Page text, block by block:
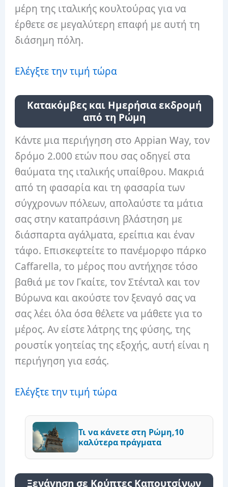
μέρη της ιταλικής κουλτούρας για να
έρθετε σε μεγαλύτερη επαφή με αυτή τη
διάσημη πόλη.
Ελέγξτε την τιμή τώρα
Κατακόμβες και Ημερήσια εκδρομή
από τη Ρώμη
Κάντε μια περιήγηση στο Appian Way, τον
δρόμο 2.000 ετών που σας οδηγεί στα
θαύματα της ιταλικής υπαίθρου. Μακριά
από τη φασαρία και τη φασαρία των
σύγχρονων πόλεων, απολαύστε τα μάτια
σας στην καταπράσινη βλάστηση με
διάσπαρτα αγάλματα, ερείπια και έναν
τάφο. Επισκεφτείτε το πανέμορφο πάρκο
Caffarella, το μέρος που αντήχησε τόσο
βαθιά με τον Γκαίτε, τον Στένταλ και τον
Βύρωνα και ακούστε τον ξεναγό σας να
σας λέει όλα όσα θέλετε να μάθετε για το
μέρος. Αν είστε λάτρης της φύσης, της
ρουστίκ γοητείας της εξοχής, αυτή είναι η
περιήγηση για εσάς.
Ελέγξτε την τιμή τώρα
Τι να κάνετε στη Ρώμη,10
καλύτερα πράγματα
Ξενάγηση σε Κρύπτες Καπουτσίνων